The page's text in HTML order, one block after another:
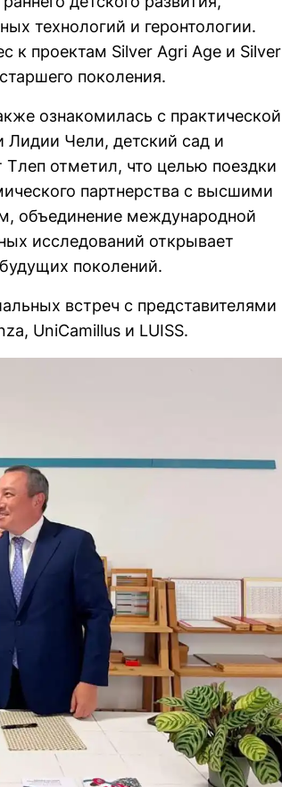
технологий и геронтологии.
к проектам Silver Agri Age и Silver
поколения.
ознакомилась с практической
Лидии Чели, детский сад и
Тлеп отметил, что целью поездки
партнерства с высшими
объединение международной
исследований открывает
поколений.
встреч с представителями
UniCamillus и LUISS.